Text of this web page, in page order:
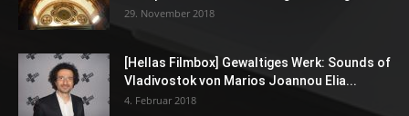
29. November 2018
[Hellas Filmbox] Gewaltiges Werk: Sounds of
Vladivostok von Marios Joannou Elia...
4. Februar 2018